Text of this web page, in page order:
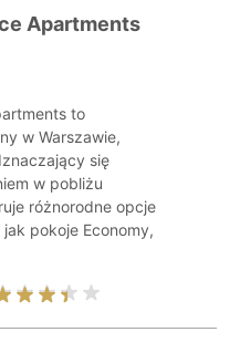
Apartments
to
w Warszawie,
się
w pobliżu
różnorodne opcje
pokoje Economy,